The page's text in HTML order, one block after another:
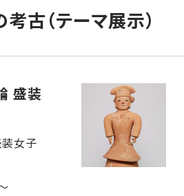
古（テーマ展示）
盛装
展示室